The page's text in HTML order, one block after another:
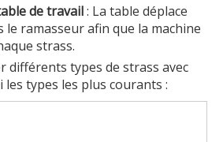
de travail: La table déplace
le ramasseur afin que la machine
strass.
différents types de strass avec
les types les plus courants :